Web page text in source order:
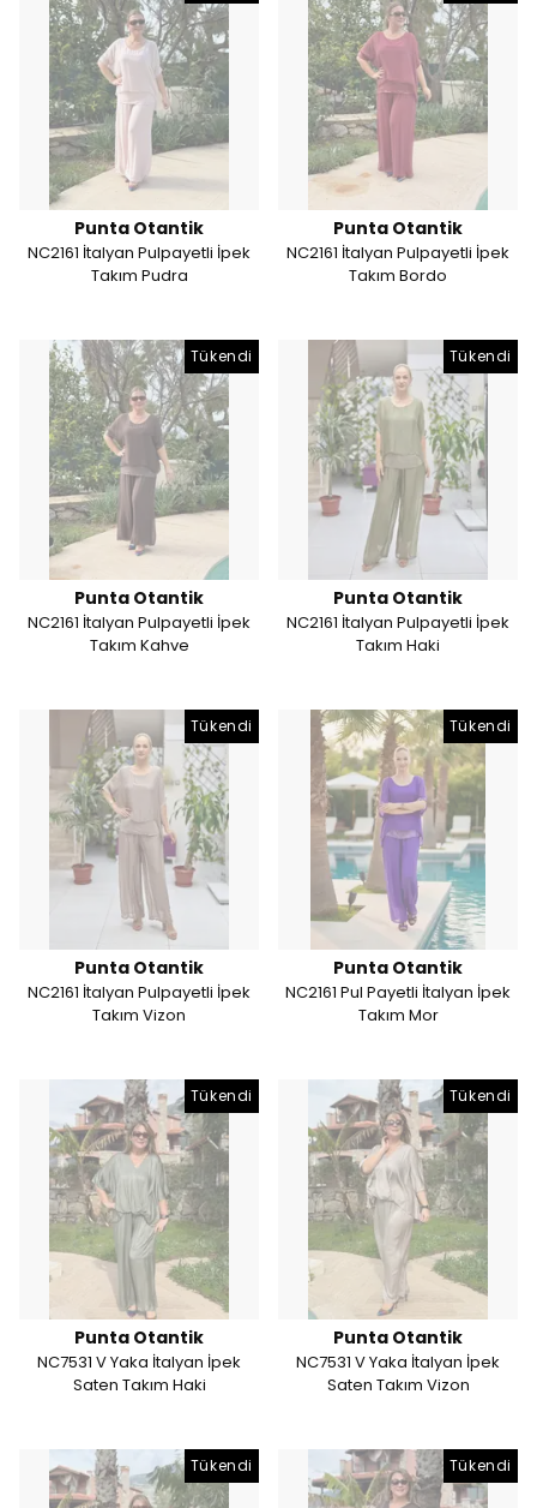
Punta Otantik
NC2161 İtalyan Pulpayetli İpek
Takım Pudra
Punta Otantik
NC2161 İtalyan Pulpayetli İpek
Takım Bordo
Tükendi
Punta Otantik
NC2161 İtalyan Pulpayetli İpek
Takım Kahve
Tükendi
Punta Otantik
NC2161 İtalyan Pulpayetli İpek
Takım Haki
Tükendi
Punta Otantik
NC2161 İtalyan Pulpayetli İpek
Takım Vizon
Tükendi
Punta Otantik
NC2161 Pul Payetli İtalyan İpek
Takım Mor
Tükendi
Punta Otantik
NC7531 V Yaka İtalyan İpek
Saten Takım Haki
Tükendi
Punta Otantik
NC7531 V Yaka İtalyan İpek
Saten Takım Vizon
Tükendi Tükendi